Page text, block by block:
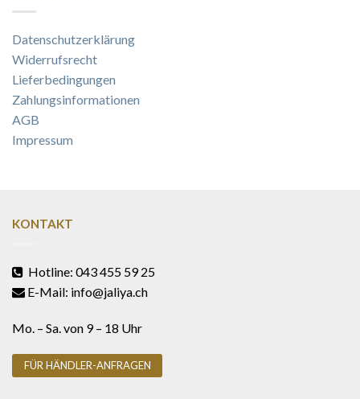
Datenschutzerklärung
Widerrufsrecht
Lieferbedingungen
Zahlungsinformationen
AGB
Impressum
KONTAKT
Hotline: 043 455 59 25
E-Mail: info@jaliya.ch
Mo. – Sa. von 9 – 18 Uhr
FÜR HÄNDLER-ANFRAGEN